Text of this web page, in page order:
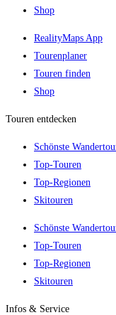
Shop
RealityMaps App
Tourenplaner
Touren finden
Shop
Touren entdecken
Schönste
Top-Touren
Top-Regionen
Skitouren
Schönste
Top-Touren
Top-Regionen
Skitouren
Infos & Service